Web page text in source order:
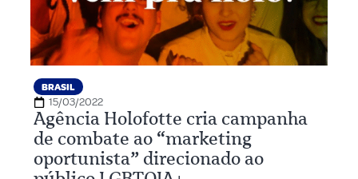
BRASIL
15/03/2022
Agência Holofotte cria campanha
de combate ao “marketing
oportunista” direcionado ao